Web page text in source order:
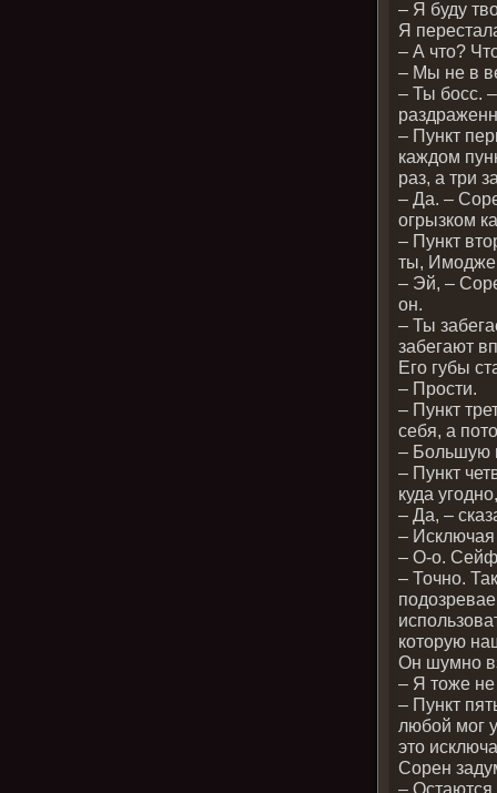
– Я буду
Я
– А что?
– Мы не в
– Ты босс.
– Пункт
каждом
раз, а три
– Да. –
огрызком
– Пункт
ты,
– Эй, –
он.
– Ты
забегают
Его губы
– Прости.
– Пункт
себя, а
– Большую
– Пункт
куда
– Да, –
– Исключая
– О-о. Сейф
– Точно.
которую
Он шумно
– Я тоже
– Пункт
любой мог
это
Сорен
–